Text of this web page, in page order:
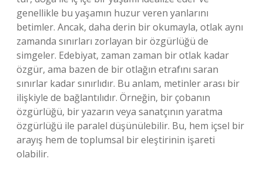
genellikle bu yaşamın huzur veren yanlarını
betimler. Ancak, daha derin bir okumayla, otlak aynı
zamanda sınırları zorlayan bir özgürlüğü de
simgeler. Edebiyat, zaman zaman bir otlak kadar
özgür, ama bazen de bir otlağın etrafını saran
sınırlar kadar sınırlıdır. Bu anlam, metinler arası bir
ilişkiyle de bağlantılıdır. Örneğin, bir çobanın
özgürlüğü, bir yazarın veya sanatçının yaratma
özgürlüğü ile paralel düşünülebilir. Bu, hem içsel bir
arayış hem de toplumsal bir eleştirinin işareti
olabilir.